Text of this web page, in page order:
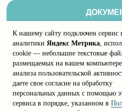
Политика
Договор
Дизайн
К нашему сайту подключен сервис
аналитики Яндекс Метрика,
cookie — небольшие текстовые
размещаемых на вашем
анализа пользовательской
даете свое согласие на обработку
персональных данных с помощью
сервиса в порядке, указанном в